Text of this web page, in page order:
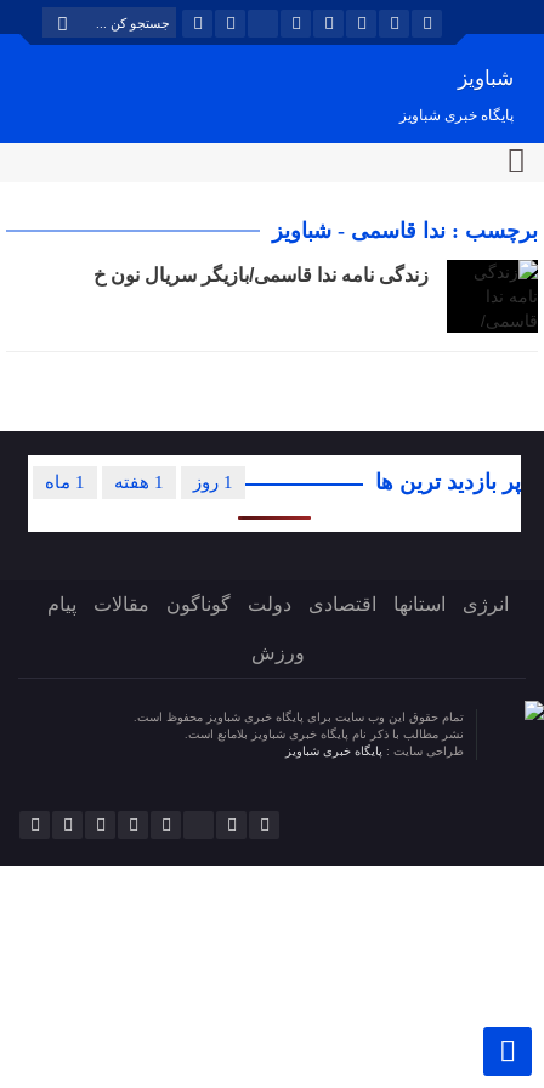
شباویز
پایگاه خبری شباویز
برچسب : ندا قاسمی - شباویز
زندگی نامه ندا قاسمی/بازیگر سریال نون خ
پر بازدید ترین ها 1 ماه 1 هفته 1 روز
انرژی استانها اقتصادی دولت گوناگون مقالات پیام
ورزش
تمام حقوق این وب سایت برای پایگاه خبری شباویز محفوظ است.
نشر مطالب با ذکر نام پایگاه خبری شباویز بلامانع است.
طراحی سایت : پایگاه خبری شباویز